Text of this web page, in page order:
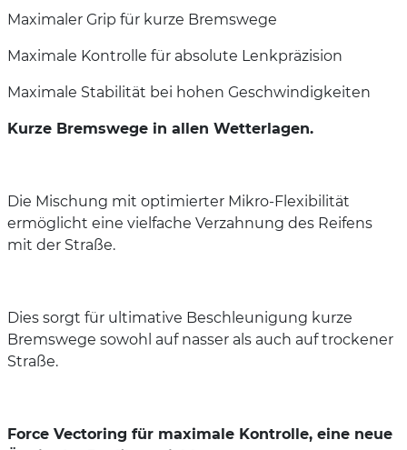
Maximaler Grip für kurze Bremswege
Maximale Kontrolle für absolute Lenkpräzision
Maximale Stabilität bei hohen Geschwindigkeiten
Kurze Bremswege in allen Wetterlagen.
Die Mischung mit optimierter Mikro-Flexibilität
ermöglicht eine vielfache Verzahnung des Reifens
mit der Straße.
Dies sorgt für ultimative Beschleunigung kurze
Bremswege sowohl auf nasser als auch auf trockener
Straße.
Force Vectoring für maximale Kontrolle, eine neue